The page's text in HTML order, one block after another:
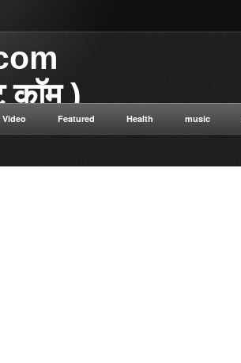
कॉम )
डॉट कॉम विज्ञान से संबंधित
सत्य सनातन संस्कृति नई नई
सेक्स संबंधित रोग एवं उपचार की
Video Featured Health music